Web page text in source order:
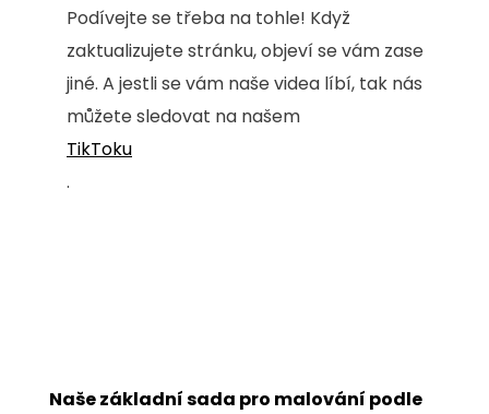
Podívejte se třeba na tohle! Když
zaktualizujete stránku, objeví se vám zase
jiné. A jestli se vám naše videa líbí, tak nás
můžete sledovat na našem
TikToku
.
Naše základní sada pro malování podle